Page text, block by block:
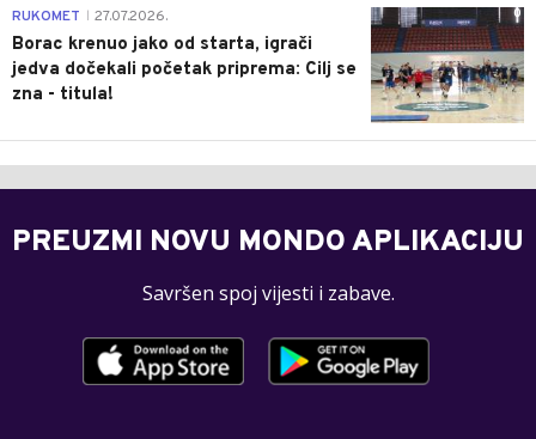
0
RUKOMET 27.07.2026.
Borac krenuo jako od starta, igrači
jedva dočekali početak priprema: Cilj se
zna - titula!
PREUZMI NOVU MONDO APLIKACIJU
Savršen spoj vijesti i zabave.